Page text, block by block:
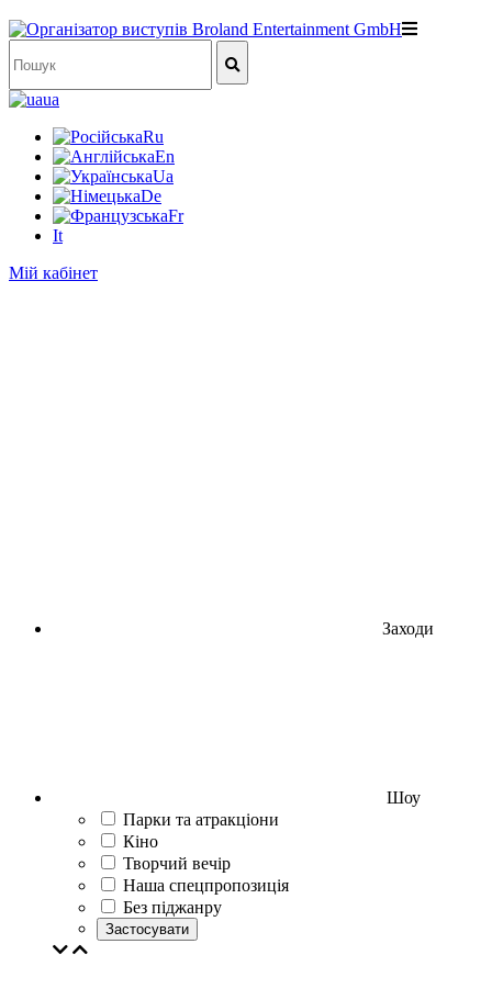
ua
Ru
En
Ua
De
Fr
It
Мій кабінет
Заходи
Шоу
Парки та атракціони
Кіно
Творчий вечір
Наша спецпропозиція
Без піджанру
Застосувати